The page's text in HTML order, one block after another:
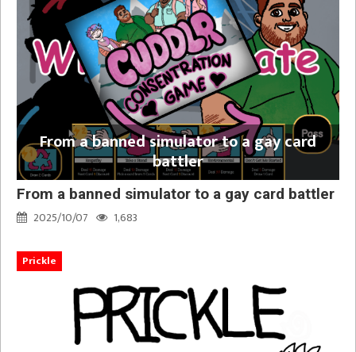
From a banned simulator to a gay card
battler
From a banned simulator to a gay card battler
2025/10/07
1,683
Prickle